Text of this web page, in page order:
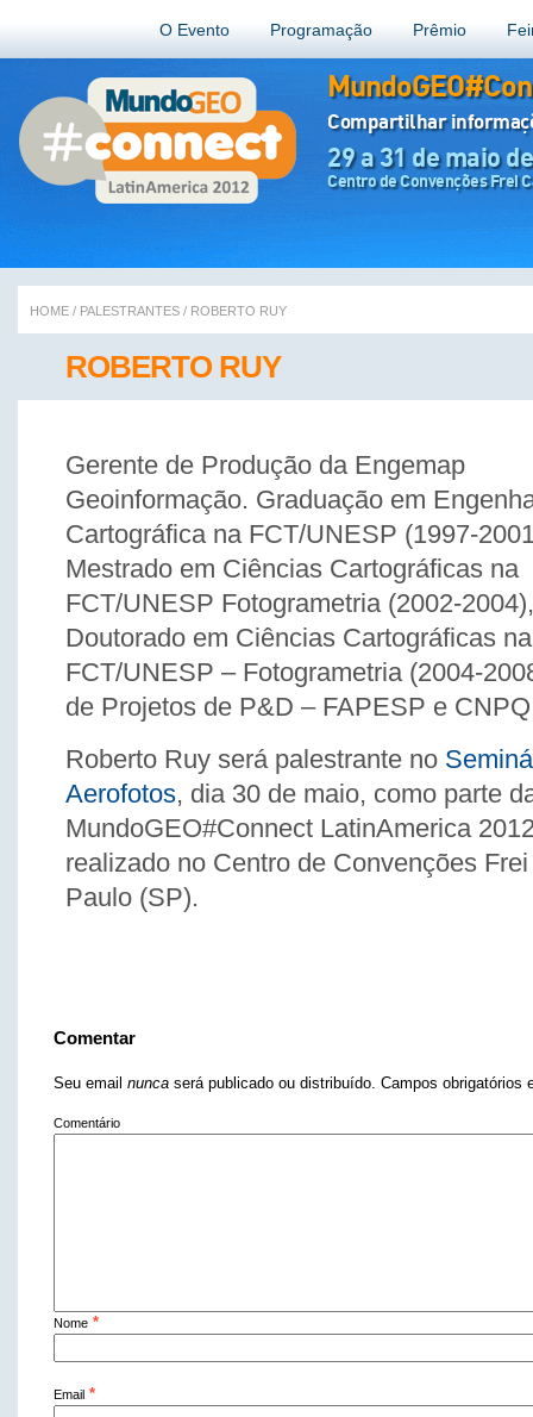
O Evento Programação Prêmio
Compartilhar
29 a 31 de maio
Centro de Convenções Frei
ROBERTO RUY
HOME / PALESTRANTES / ROBERTO RUY
Gerente de Produção da Engemap
Geoinformação. Graduação em
Cartográfica na FCT/UNESP (1997-
Mestrado em Ciências Cartográficas na
FCT/UNESP Fotogrametria (2002-2004),
Doutorado em Ciências Cartográficas na
FCT/UNESP – Fotogrametria (2004-
de Projetos de P&D – FAPESP e
Roberto Ruy será palestrante no
Aerofotos, dia 30 de maio, como parte
MundoGEO#Connect LatinAmerica
realizado no Centro de Convenções
Paulo (SP).
Comentar
Seu email nunca será publicado ou distribuído. Campos
Comentário
Nome *
Email *